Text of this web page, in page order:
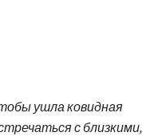
ушла ковидная
с близкими,